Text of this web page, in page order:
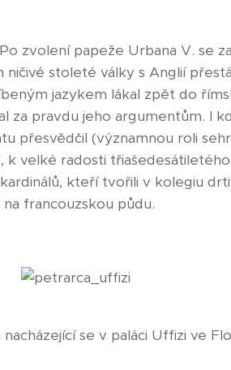
zvolení papeže Urbana V. se
ničivé stoleté války s Anglií
jazykem lákal zpět do
za pravdu jeho argumentům. I
přesvědčil (významnou roli
k velké radosti
kteří tvořili v kolegiu
francouzskou půdu.
se v paláci Uffizi ve